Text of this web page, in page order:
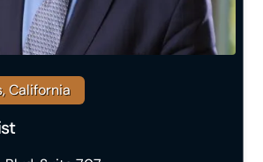
California